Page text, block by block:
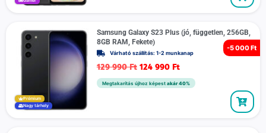
-5 000 Ft
Prémium
Nagy tárhely
Samsung Galaxy S23 Plus (jó, független, 256GB,
8GB RAM, Fekete)
Várható szállítás: 1-2 munkanap
129 990Ft 124 990 Ft
Megtakarítás újhoz képest akár 40%